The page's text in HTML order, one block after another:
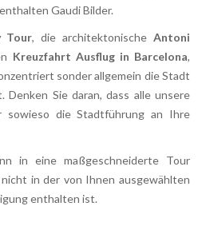
Gaudi Bilder.
Tour, die architektonische Antoni
Kreuzfahrt Ausflug in Barcelona,
sonder allgemein die Stadt
Denken Sie daran, dass alle unsere
sowieso die Stadtführung an Ihre
in eine maßgeschneiderte Tour
in der von Ihnen ausgewählten
enthalten ist.